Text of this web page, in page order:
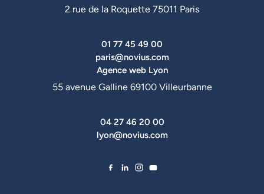
2 rue de la Roquette 75011 Paris
01 77 45 49 00
paris@novius.com
Agence web Lyon
55 avenue Galline 69100 Villeurbanne
04 27 46 20 00
lyon@novius.com